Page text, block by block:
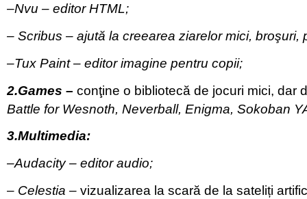
–Nvu – editorHTML;
– Scribus – ajută la creearea ziarelor mici, broşuri,
–Tux Paint– editor imagine pentru copii;
2.Games – conţine o bibliotecă de jocuri mici, dar
Battle for Wesnoth, Neverball, Enigma, Sokoban
3.Multimedia:
–Audacity– editor audio;
– Celestia – vizualizarea la scară de la sateliți